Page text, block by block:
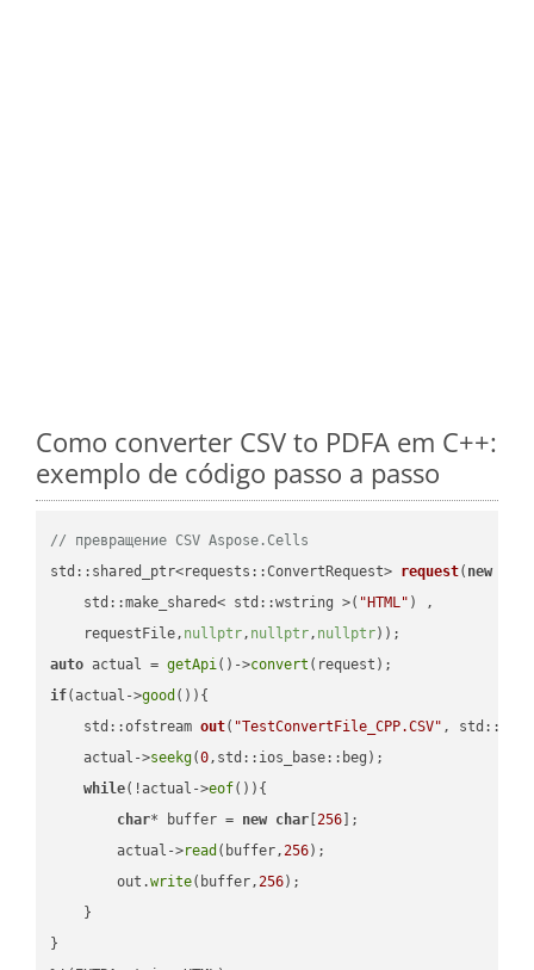
Como converter CSV to PDFA em C++:
exemplo de código passo a passo
// превращение CSV Aspose.Cells
std::shared_ptr<requests::ConvertRequest> request( new
    std::make_shared< std::wstring >(
"HTML" ) ,
    requestFile,
nullptr, nullptr, nullptr))
auto actual = getApi()->convert
if(actual->good ()){
std::ofstream out( "TestConvertFile_CPP.CSV" ,
    actual->
seekg(0,std::ios_base::beg);
while(!actual->eof()){
char* buffer = new char [256 ];
        actual->
read (buffer,256);
        out.
write(buffer,256);
    }
}